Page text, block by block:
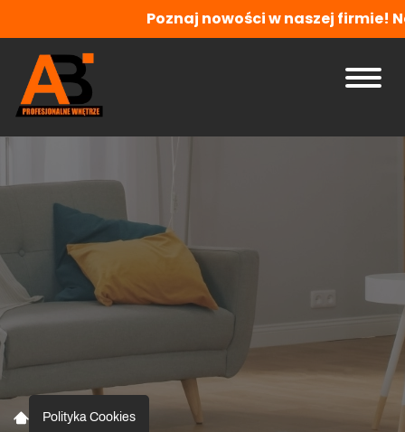
Poznaj nowości w naszej firmie!
Polityka Cookies